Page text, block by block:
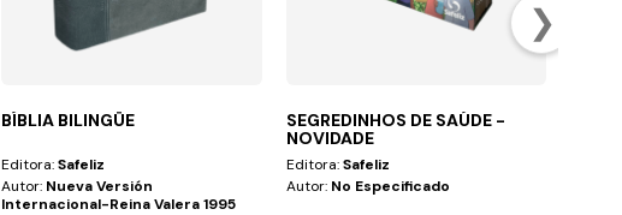
❯
BÍBLIA BILINGÜE
Editora:Safeliz
Autor: Nueva Versión
Internacional-Reina Valera 1995
SEGREDINHOS DE SAÚDE -
NOVIDADE
Editora:Safeliz
Autor: No Especificado